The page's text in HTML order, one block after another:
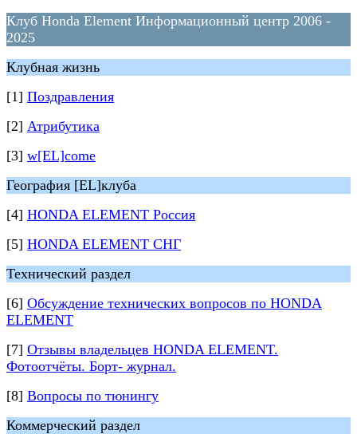
Клуб Honda Element Информационный центр 2006 -
2025
Клубная жизнь
[1] Поздравления
[2] Атрибутика
[3] w[EL]come
География [EL]клуба
[4] HONDA ELEMENT Россия
[5] HONDA ELEMENT СНГ
Технический раздел
[6] Обсуждение технических вопросов по HONDA
ELEMENT
[7] Отзывы владельцев HONDA ELEMENT.
Фотоотчёты. Борт- журнал.
[8] Вопросы по тюнингу
Коммерческий раздел